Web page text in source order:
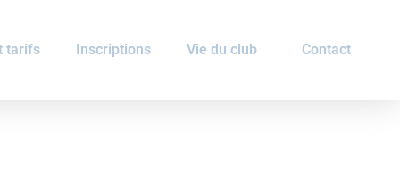
tarifs Inscriptions Vie du club Contact